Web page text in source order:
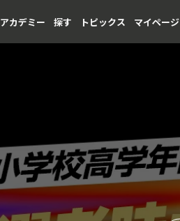
アカデミー 探す トピックス マイページ